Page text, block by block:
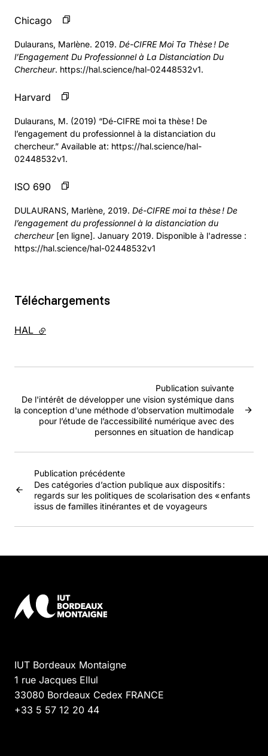
Chicago
Dulaurans, Marlène. 2019. Dé-CIFRE Moi Ta Thèse ! De
l’Engagement Du Professionnel à La Distanciation Du
Chercheur. https://hal.science/hal-02448532v1.
Harvard
Dulaurans, M. (2019) “Dé-CIFRE moi ta thèse ! De
l’engagement du professionnel à la distanciation du
chercheur.” Available at: https://hal.science/hal-
02448532v1.
ISO 690
DULAURANS, Marlène, 2019. Dé-CIFRE moi ta thèse ! De
l’engagement du professionnel à la distanciation du
chercheur[en ligne]. January 2019. Disponible à l'adresse :
https://hal.science/hal-02448532v1
Téléchargements
HAL - lien externe
Publication précédente
Des catégories d’action publique aux dispositifs :
regards sur les politiques de scolarisation des « enfants
issus de familles itinérantes et de voyageurs
Publication suivante
De l'intérêt de développer une vision systémique dans
la conception d'une méthode d’observation multimodale
pour l’étude de l’accessibilité numérique avec des
personnes en situation de handicap
IUT Bordeaux Montaigne
1 rue Jacques Ellul
33080 Bordeaux Cedex FRANCE
+33 5 57 12 20 44